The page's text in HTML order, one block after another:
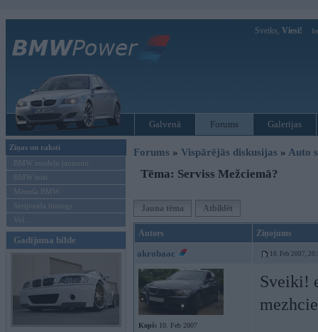
Sveiks, Viesi!
Galvenā Forums Galerijas
Ziņas un raksti
BMW modeļu jaunumi
BMW testi
Mēneša BMW
Sērijveida tūnings
Vel...
Gadījuma bilde
Forums » Vispārējās diskusijas » Auto
Tēma: Serviss Mežciemā?
Jauna tēma Atbildēt
Autors Ziņojums
akrobaac 10. Feb 2007,
Kopš: 10. Feb 2007
Sveiki!